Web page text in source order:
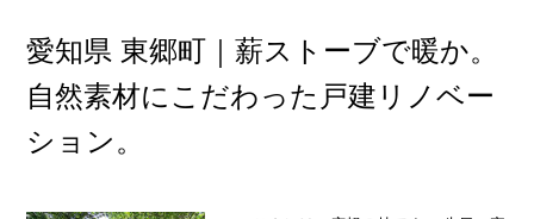
愛知県 東郷町｜薪ストーブで暖か。
自然素材にこだわった戸建リノベー
ション。